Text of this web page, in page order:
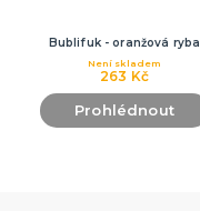
Bublifuk - oranžová ryba
263 Kč
Není skladem
Prohlédnout